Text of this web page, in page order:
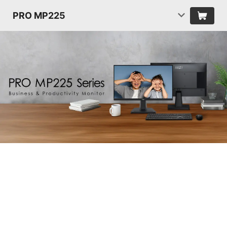
PRO MP225